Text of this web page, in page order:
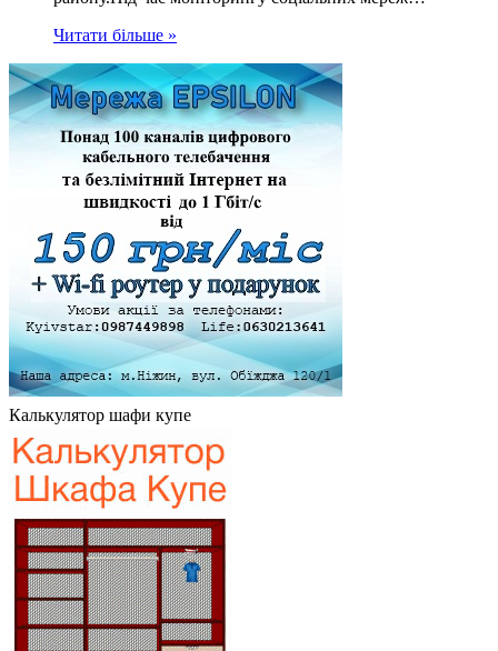
Читати більше »
Калькулятор шафи купе